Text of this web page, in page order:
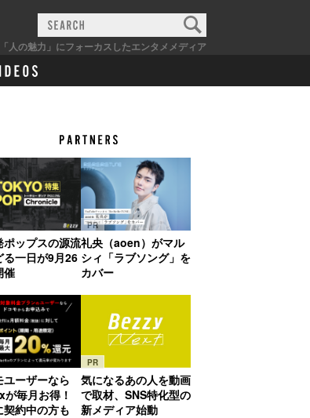
「人の魅力」にフォーカスしたエンタメメディア
ポップスの源流
る一日が9月26
催
PR
礼央（aoen）がマル
シィ「ラブソング」を
カバー
ユーザーなら
毎月お得！
契約中の方も
PR
気になるあの人を動画
で取材、SNS特化型の
新メディア始動